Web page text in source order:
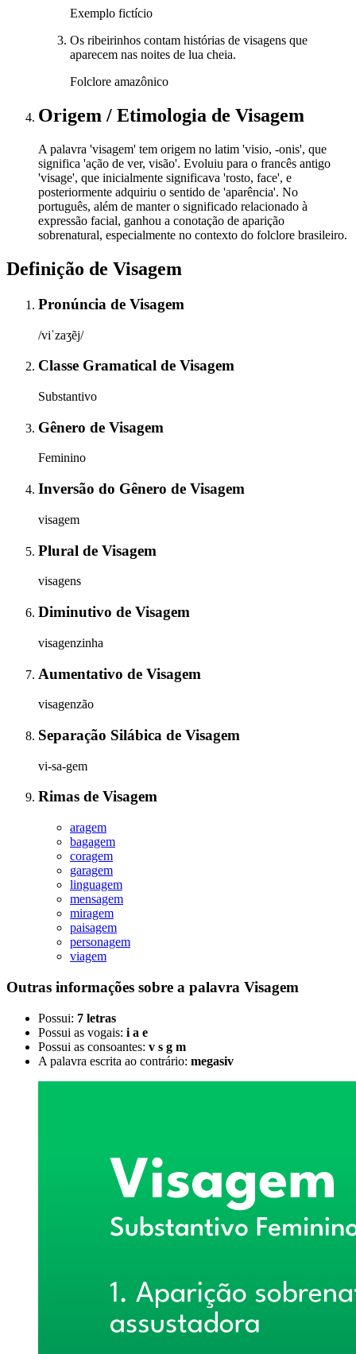
Exemplo fictício
Os ribeirinhos contam histórias de visagens que
aparecem nas noites de lua cheia.
Folclore amazônico
Origem / Etimologia de Visagem
A palavra 'visagem' tem origem no latim 'visio, -onis', que
significa 'ação de ver, visão'. Evoluiu para o francês antigo
'visage', que inicialmente significava 'rosto, face', e
posteriormente adquiriu o sentido de 'aparência'. No
português, além de manter o significado relacionado à
expressão facial, ganhou a conotação de aparição
sobrenatural, especialmente no contexto do folclore brasileiro.
Definição de Visagem
Pronúncia de Visagem
/viˈzaʒẽj/
Classe Gramatical de Visagem
Substantivo
Gênero de Visagem
Feminino
Inversão do Gênero de Visagem
visagem
Plural de Visagem
visagens
Diminutivo de Visagem
visagenzinha
Aumentativo de Visagem
visagenzão
Separação Silábica de Visagem
vi-sa-gem
Rimas de Visagem
aragem
bagagem
coragem
garagem
linguagem
mensagem
miragem
paisagem
personagem
viagem
Outras informações sobre a palavra Visagem
Possui: 7 letras
Possui as vogais: i a e
Possui as consoantes: v s g m
A palavra escrita ao contrário: megasiv